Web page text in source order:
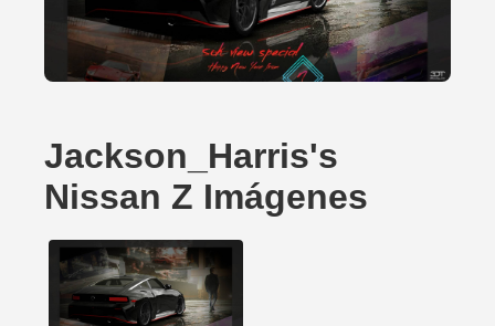
Jackson_Harris's
Nissan Z Imágenes